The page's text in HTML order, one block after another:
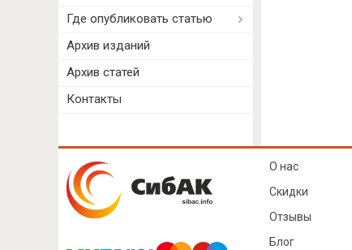
Где опубликовать статью
Архив изданий
Архив статей
Контакты
О нас
Скидки
Отзывы
Блог